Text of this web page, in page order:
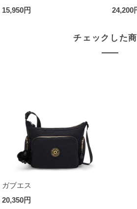
15,950円
24,200
チェックした
ガブエス
20,350円